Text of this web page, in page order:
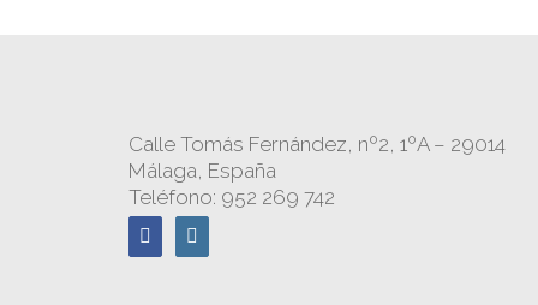
Calle Tomás Fernández, nº2, 1ºA – 29014
Málaga, España
Teléfono: 952 269 742